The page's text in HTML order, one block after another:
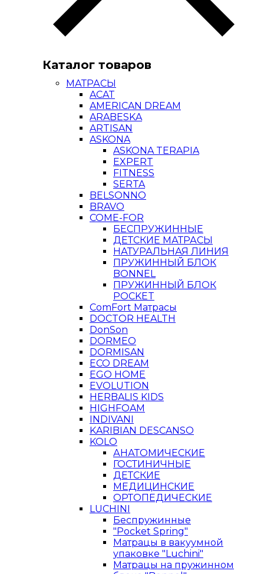
Каталог товаров
МАТРАСЫ
ACAT
AMERICAN DREAM
ARABESKA
ARTISAN
ASKONA
ASKONA TERAPIA
EXPERT
FITNESS
SERTA
BELSONNO
BRAVO
COME-FOR
БЕСПРУЖИННЫЕ
ДЕТСКИЕ МАТРАСЫ
НАТУРАЛЬНАЯ ЛИНИЯ
ПРУЖИННЫЙ БЛОК
BONNEL
ПРУЖИННЫЙ БЛОК
POCKET
ComFort Матрасы
DOCTOR HEALTH
DonSon
DORMEO
DORMISAN
ECO DREAM
EGO HOME
EVOLUTION
HERBALIS KIDS
HIGHFOAM
INDIVANI
KARIBIAN DESCANSO
KOLO
АНАТОМИЧЕСКИЕ
ГОСТИНИЧНЫЕ
ДЕТСКИЕ
МЕДИЦИНСКИЕ
ОРТОПЕДИЧЕСКИЕ
LUCHINI
Беспружинные
"Pocket Spring"
Матрацы в вакуумной
упаковке "Luchini"
Матрацы на пружинном